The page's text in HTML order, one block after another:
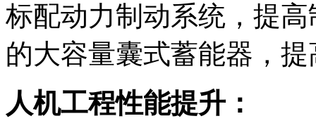
标配动力制动系统，提
的大容量囊式蓄能器，
人机工程性能提升：